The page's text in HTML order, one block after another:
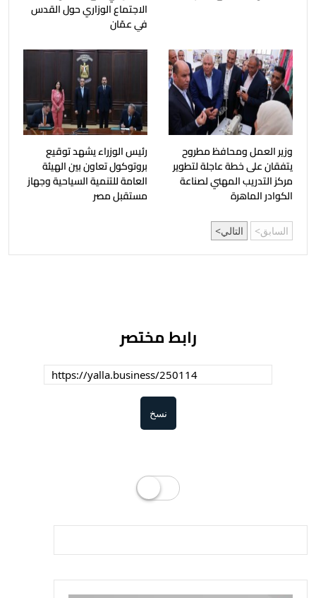
الاجتماع الوزاري حول القدس
في عمّان
وزير العمل ومحافظ مطروح
يتفقان على خطة عاجلة لتطوير
مركز التدريب المهني لصناعة
الكوادر الماهرة
رئيس الوزراء يشهد توقيع
بروتوكول تعاون بين الهيئة
العامة للتنمية السياحية وجهاز
مستقبل مصر
السابق التالي
رابط مختصر
نسخ